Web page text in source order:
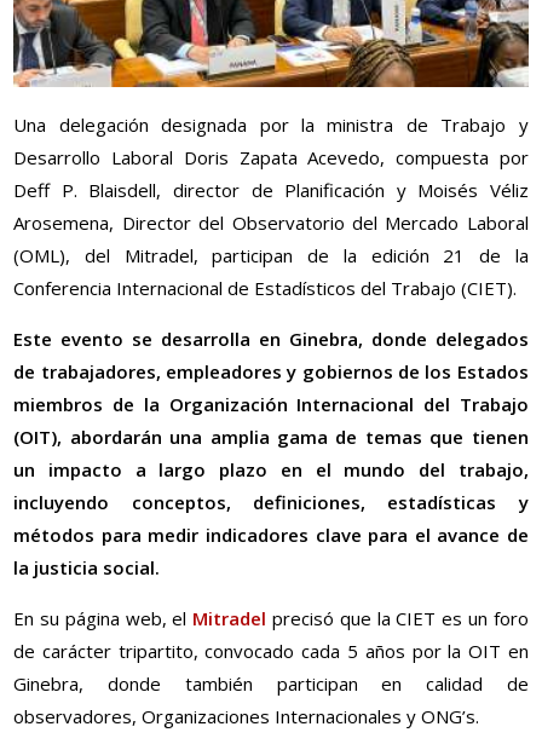
Una delegación designada por la ministra de Trabajo y
Desarrollo Laboral Doris Zapata Acevedo, compuesta por
Deff P. Blaisdell, director de Planificación y Moisés Véliz
Arosemena, Director del Observatorio del Mercado Laboral
(OML), del Mitradel, participan de la edición 21 de la
Conferencia Internacional de Estadísticos del Trabajo (CIET).
Este evento se desarrolla en Ginebra, donde delegados
de trabajadores, empleadores y gobiernos de los Estados
miembros de la Organización Internacional del Trabajo
(OIT), abordarán una amplia gama de temas que tienen
un impacto a largo plazo en el mundo del trabajo,
incluyendo conceptos, definiciones, estadísticas y
métodos para medir indicadores clave para el avance de
la justicia social.
En su página web, el Mitradel precisó que la CIET es un foro
de carácter tripartito, convocado cada 5 años por la OIT en
Ginebra, donde también participan en calidad de
observadores, Organizaciones Internacionales y ONG’s.